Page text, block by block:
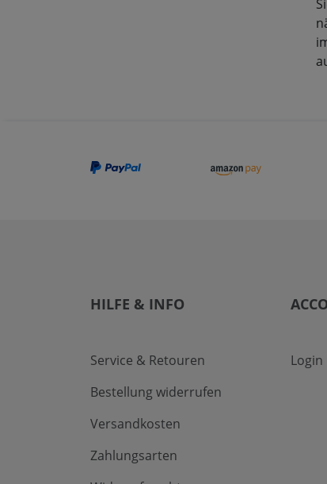
HILFE & INFO
Service & Retouren
Bestellung widerrufen
Versandkosten
Zahlungsarten
Login